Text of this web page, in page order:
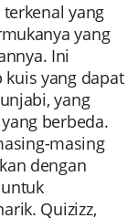
yang
yang
Ini
kuis yang dapat
yang
berbeda.
masing
dengan
Quizizz,